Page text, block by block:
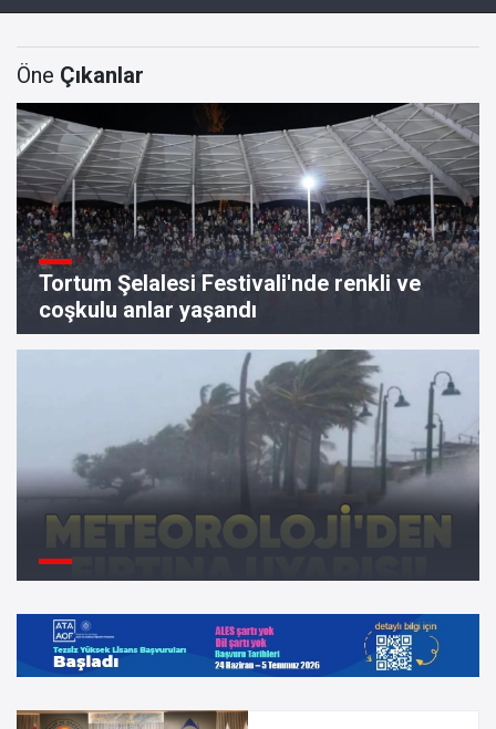
Öne Çıkanlar
Tortum Şelalesi Festivali'nde renkli ve
coşkulu anlar yaşandı